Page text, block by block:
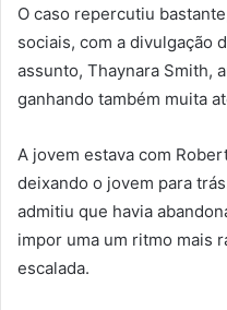
O caso repercutiu
sociais, com a divulgação
assunto, Thaynara Smith,
ganhando também muita
A jovem estava com
deixando o jovem para
admitiu que havia
impor uma um ritmo mais
escalada.